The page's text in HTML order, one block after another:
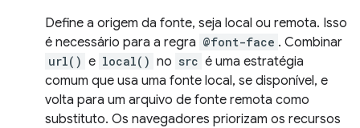
Define a origem da fonte, seja local ou remota. Isso
é necessário para a regra @font-face . Combinar
url() e local() no src é uma estratégia
comum que usa uma fonte local, se disponível, e
volta para um arquivo de fonte remota como
substituto. Os navegadores priorizam os recursos